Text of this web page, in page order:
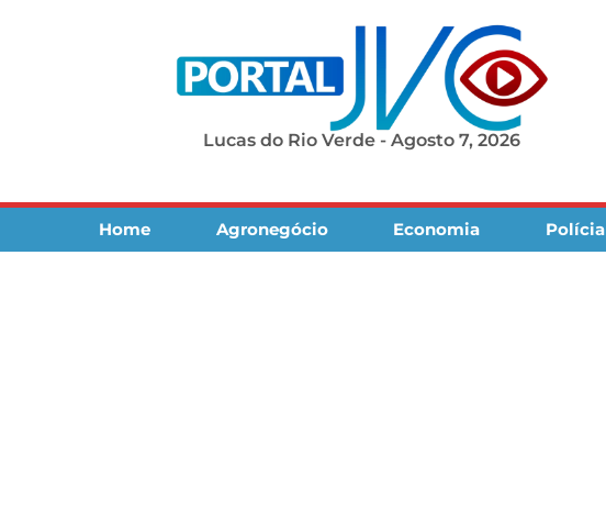
Lucas do Rio Verde - Agosto 7, 2026
Home Agronegócio Economia Polícia